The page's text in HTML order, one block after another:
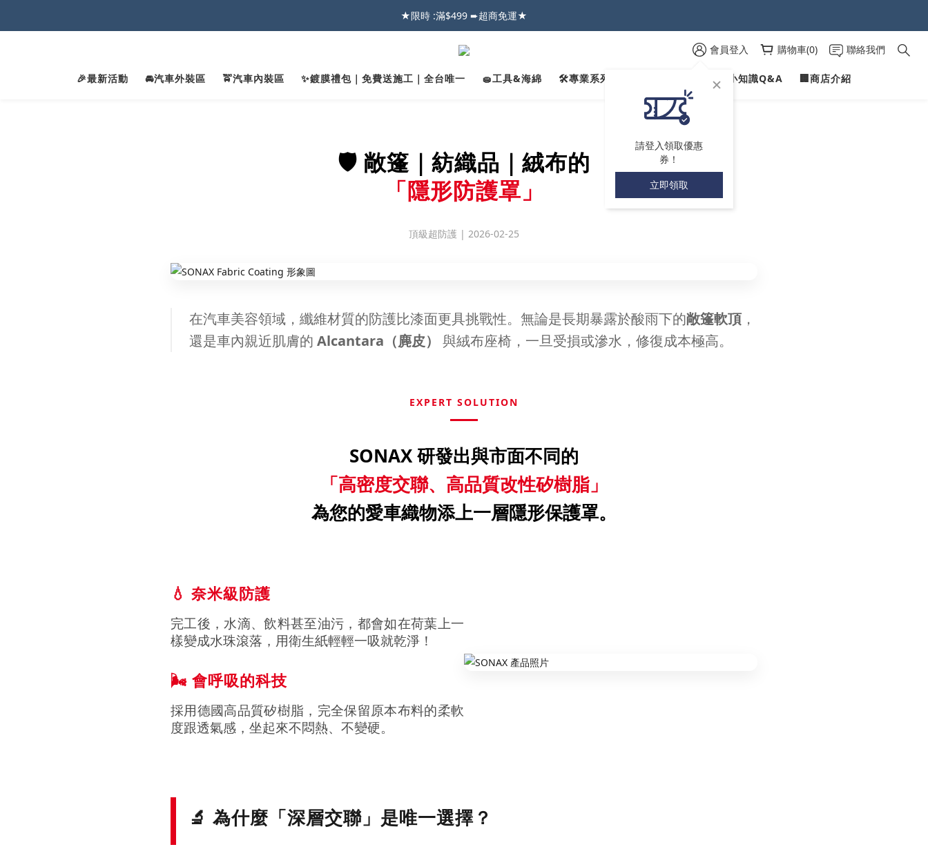
2026車友推薦新車鍍膜１００% 成功的秘訣，全靠這組😎　 ( 查看鍍膜攻略✔ )
★限時 :滿$499 ➨超商免運★
2026車友推薦新車鍍膜１００% 成功的秘訣，全靠這組😎　 ( 查看鍍膜攻略✔ ) 會員登入
請登入領取優惠
券！
立即領取
購物車(0) 聯絡我們
🎉最新活動 🚘汽車外裝區 🚖汽車內裝區 ✨鍍膜禮包｜免費送施工｜全台唯一 🧽工具&海綿 🛠️專業系列｜PROFILINE ✍愛車小知識Q&A 🏢商店介紹
🛡️ 敞篷｜紡織品｜絨布的
「隱形防護罩」
頂級超防護 | 2026-02-25
在汽車美容領域，纖維材質的防護比漆面更具挑戰性。無論是長期暴露於酸雨下的敞篷軟頂 ，
還是車內親近肌膚的 Alcantara（麂皮） 與絨布座椅，一旦受損或滲水，修復成本極高。
EXPERT SOLUTION
SONAX 研發出與市面不同的
「高密度交聯、高品質改性矽樹脂」
為您的愛車織物添上一層隱形保護罩。
💧 奈米級防護
完工後，水滴、飲料甚至油污，都會如在荷葉上一
樣變成水珠滾落，用衛生紙輕輕一吸就乾淨！
🌬️ 會呼吸的科技
採用德國高品質矽樹脂，完全保留原本布料的柔軟
度跟透氣感，坐起來不悶熱、不變硬。
🔬 為什麼「深層交聯」是唯一選擇？